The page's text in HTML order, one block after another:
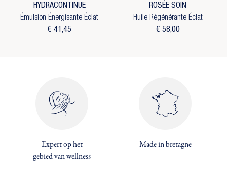
HYDRACONTINUE
Émulsion Énergisante Éclat
€ 41,45
ROSÉE SOIN
Huile Régénérante Éclat
€ 58,00
Expert op het
gebied van wellness
Made in bretagne